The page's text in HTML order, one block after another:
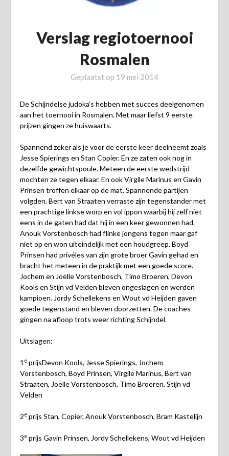
Verslag regiotoernooi
Rosmalen
Geplaatst op 19 mei 2014
De Schijndelse judoka’s hebben met succes deelgenomen
aan het toernooi in Rosmalen. Met maar liefst 9 eerste
prijzen gingen ze huiswaarts.
Spannend zeker als je voor de eerste keer deelneemt zoals
Jesse Spierings en Stan Copier. En ze zaten ook nog in
dezelfde gewichtspoule. Meteen de eerste wedstrijd
mochten ze tegen elkaar. En ook Virgile Marinus en Gavin
Prinsen troffen elkaar op de mat. Spannende partijen
volgden. Bert van Straaten verraste zijn tegenstander met
een prachtige linkse worp en vol ippon waarbij hij zelf niet
eens in de gaten had dat hij in een keer gewonnen had.
Anouk Vorstenbosch had flinke jongens tegen maar gaf
niet op en won uiteindelijk met een houdgreep. Boyd
Prinsen had privéles van zijn grote broer Gavin gehad en
bracht het meteen in de praktijk met een goede score.
Jochem en Joëlle Vorstenbosch, Timo Broeren, Devon
Kools en Stijn vd Velden bleven ongeslagen en werden
kampioen. Jordy Schellekens en Wout vd Heijden gaven
goede tegenstand en bleven doorzetten. De coaches
gingen na afloop trots weer richting Schijndel.
Uitslagen:
1 eprijsDevon Kools, Jesse Spierings, Jochem
Vorstenbosch, Boyd Prinsen, Virgile Marinus, Bert van
Straaten, Joëlle Vorstenbosch, Timo Broeren, Stijn vd
Velden
2eprijs Stan, Copier, Anouk Vorstenbosch, Bram Kastelijn
3eprijs Gavin Prinsen, Jordy Schellekens, Wout vd Heijden